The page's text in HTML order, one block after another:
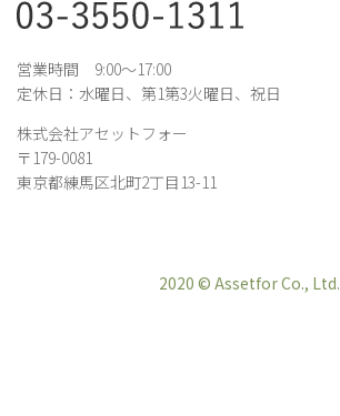
営業時間 9:00～17:00
定休日：水曜日、第1第3火曜日、祝日
株式会社アセットフォー
〒179-0081
東京都練馬区北町2丁目13-11
2020 © Assetfor Co., Ltd.